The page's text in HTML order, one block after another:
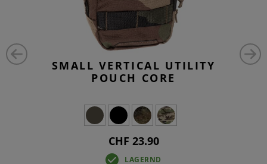
SMALL VERTICAL UTILITY
POUCH CORE
CHF 23.90
LAGERND